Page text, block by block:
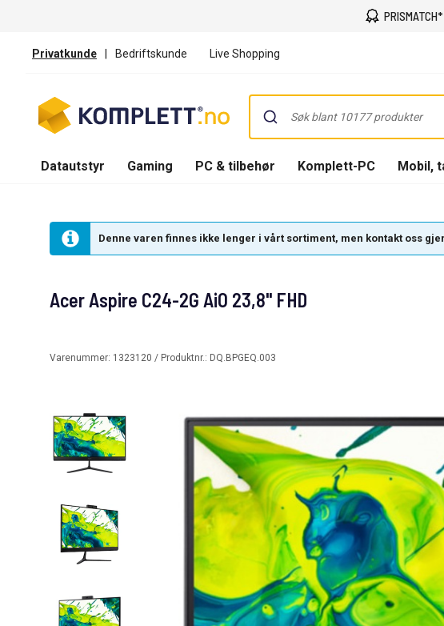
PRISMATCH*
Privatkunde | Bedriftskunde Live Shopping
Datautstyr Gaming PC & tilbehør Komplett-PC Mobil,
Denne varen finnes ikke lenger i vårt sortiment, men kontakt oss
Acer Aspire C24-2G AiO 23,8" FHD
Varenummer: 1323120 / Produktnr.: DQ.BPGEQ.003